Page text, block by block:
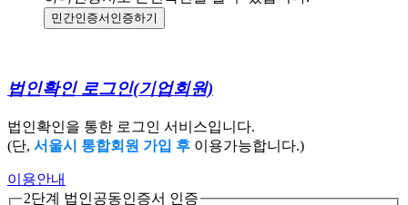
민간인증서 인증하기
법인확인 로그인(기업회원)
법인확인을 통한 로그인 서비스입니다.
(단, 서울시 통합회원 가입 후 이용가능합니다.)
이용안내
2단계 법인공동인증서 인증